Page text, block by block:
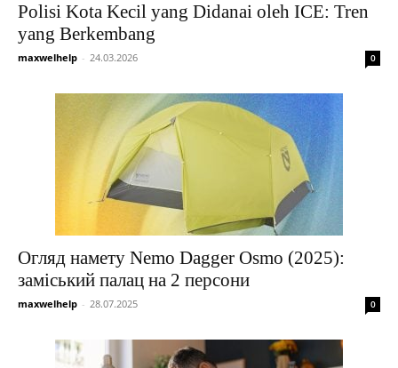
Polisi Kota Kecil yang Didanai oleh ICE: Tren
yang Berkembang
maxwelhelp - 24.03.2026 0
Огляд намету Nemo Dagger Osmo (2025):
заміський палац на 2 персони
maxwelhelp - 28.07.2025 0